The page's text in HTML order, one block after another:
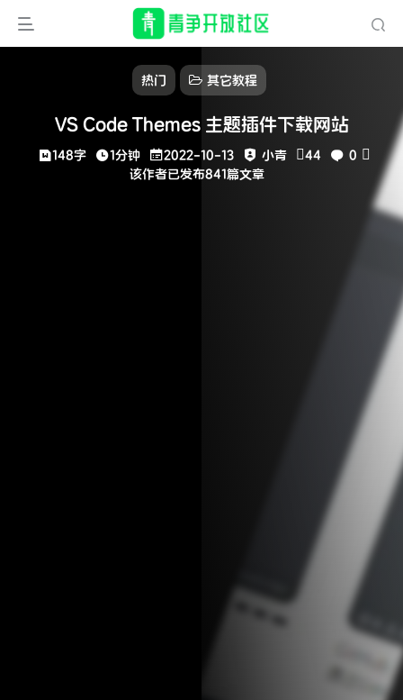
热门 其它教程
VS Code Themes 主题插件下载网站
148字 1分钟 2022-10-13 小青 44
0
该作者已发布841篇文章